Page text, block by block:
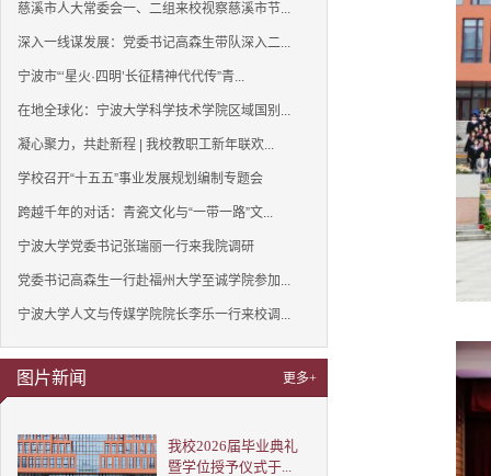
慈溪市人大常委会一、二组来校视察慈溪市节...
深入一线谋发展：党委书记高森生带队深入二...
宁波市“‘星火·四明’长征精神代代传”青...
在地全球化：宁波大学科学技术学院区域国别...
凝心聚力，共赴新程 | 我校教职工新年联欢...
学校召开“十五五”事业发展规划编制专题会
跨越千年的对话：青瓷文化与“一带一路”文...
宁波大学党委书记张瑞丽一行来我院调研
党委书记高森生一行赴福州大学至诚学院参加...
宁波大学人文与传媒学院院长李乐一行来校调...
图片新闻 更多+
我校2026届毕业典礼
暨学位授予仪式于...